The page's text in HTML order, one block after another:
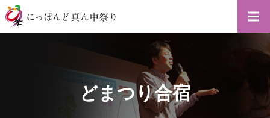
どまつり合宿